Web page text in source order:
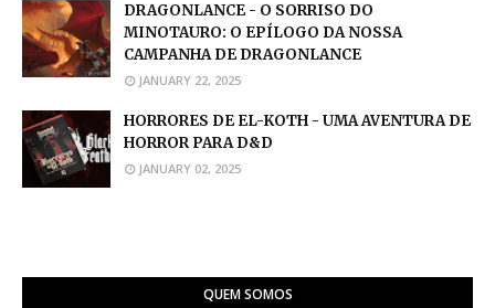
DRAGONLANCE - O SORRISO DO
MINOTAURO: O EPÍLOGO DA NOSSA
CAMPANHA DE DRAGONLANCE
JANUARY 22, 2025
HORRORES DE EL-KOTH - UMA AVENTURA DE
HORROR PARA D&D
JANUARY 02, 2025
QUEM SOMOS